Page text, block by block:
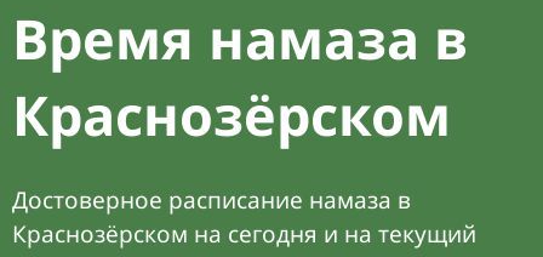
Время намаза в
Краснозёрском
Достоверное расписание намаза в
Краснозёрском на сегодня и на текущий